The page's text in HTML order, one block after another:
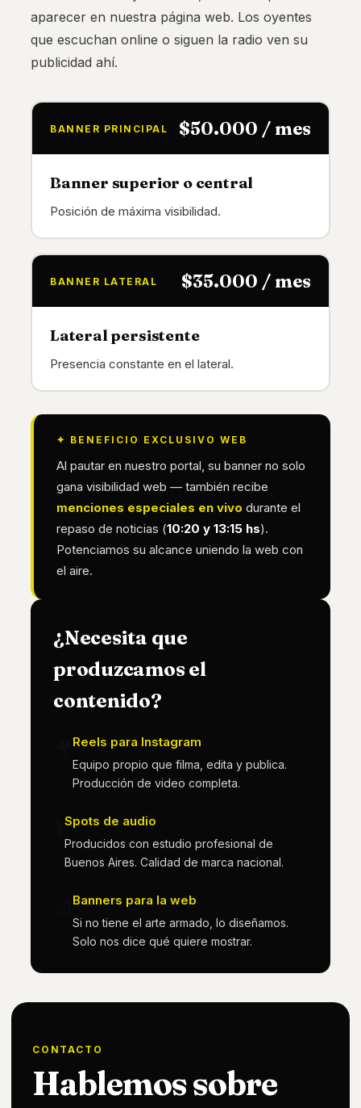
aparecer en nuestra página web. Los oyentes
que escuchan online o siguen la radio ven su
publicidad ahí.
BANNER PRINCIPAL $50.000 / mes
Banner superior o central
Posición de máxima visibilidad.
BANNER LATERAL $35.000 / mes
Lateral persistente
Presencia constante en el lateral.
✦ BENEFICIO EXCLUSIVO WEB
Al pautar en nuestro portal, su banner no solo
gana visibilidad web — también recibe
menciones especiales en vivo durante el
repaso de noticias (10:20 y 13:15 hs).
Potenciamos su alcance uniendo la web con
el aire.
¿Necesita que
produzcamos el
contenido?
Reels para Instagram
Equipo propio que filma, edita y publica.
Producción de video completa.
Spots de audio
Producidos con estudio profesional de
Buenos Aires. Calidad de marca nacional.
Banners para la web
Si no tiene el arte armado, lo diseñamos.
Solo nos dice qué quiere mostrar.
CONTACTO
Hablemos sobre